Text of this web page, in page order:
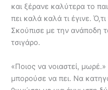
και ξέρανε καλύτερα το
πει καλά καλά τι έγινε.
Σκούπισε με την ανάποδη
τσιγάρο.
«Ποιος να νοιαστεί,
μπορούσε να πει. Να